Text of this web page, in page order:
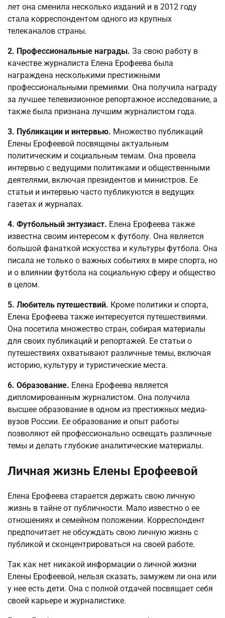
лет она сменила несколько изданий и в 2012 году
стала корреспондентом одного из крупных
телеканалов страны.
2. Профессиональные награды. За свою работу в
качестве журналиста Елена Ерофеева была
награждена несколькими престижными
профессиональными премиями. Она получила награду
за лучшее телевизионное репортажное исследование, а
также была признана лучшим журналистом года.
3. Публикации и интервью. Множество публикаций
Елены Ерофеевой посвящены актуальным
политическим и социальным темам. Она провела
интервью с ведущими политиками и общественными
деятелями, включая президентов и министров. Ее
статьи и интервью часто публикуются в ведущих
газетах и журналах.
4. Футбольный энтузиаст. Елена Ерофеева также
известна своим интересом к футболу. Она является
большой фанаткой искусства и культуры футбола. Она
писала не только о важных событиях в мире спорта, но
и о влиянии футбола на социальную сферу и общество
в целом.
5. Любитель путешествий. Кроме политики и спорта,
Елена Ерофеева также интересуется путешествиями.
Она посетила множество стран, собирая материалы
для своих публикаций и репортажей. Ее статьи о
путешествиях охватывают различные темы, включая
историю, культуру и туристические места.
6. Образование. Елена Ерофеева является
дипломированным журналистом. Она получила
высшее образование в одном из престижных медиа-
вузов России. Ее образование и опыт работы
позволяют ей профессионально освещать различные
темы и делать глубокие аналитические материалы.
Личная жизнь Елены Ерофеевой
Елена Ерофеева старается держать свою личную
жизнь в тайне от публичности. Мало известно о ее
отношениях и семейном положении. Корреспондент
предпочитает не обсуждать свою личную жизнь с
публикой и сконцентрироваться на своей работе.
Так как нет никакой информации о личной жизни
Елены Ерофеевой, нельзя сказать, замужем ли она или
у нее есть дети. Она с полной отдачей посвящает себя
своей карьере и журналистике.